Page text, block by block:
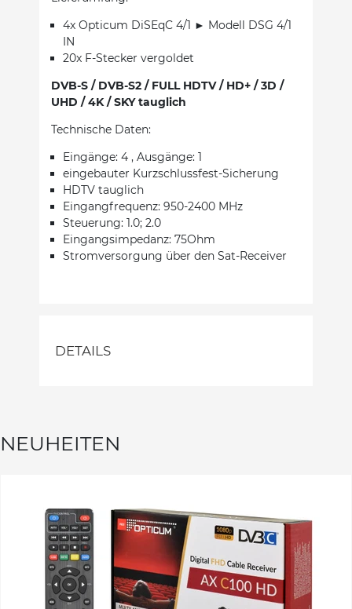
4x Opticum DiSEqC 4/1 ► Modell DSG 4/1
IN
20x F-Stecker vergoldet
DVB-S / DVB-S2 / FULL HDTV / HD+ / 3D /
UHD / 4K / SKY tauglich
Technische Daten:
Eingänge: 4 , Ausgänge: 1
eingebauter Kurzschlussfest-Sicherung
HDTV tauglich
Eingangfrequenz: 950-2400 MHz
Steuerung: 1.0; 2.0
Eingangsimpedanz: 75Ohm
Stromversorgung über den Sat-Receiver
DETAILS
NEUHEITEN